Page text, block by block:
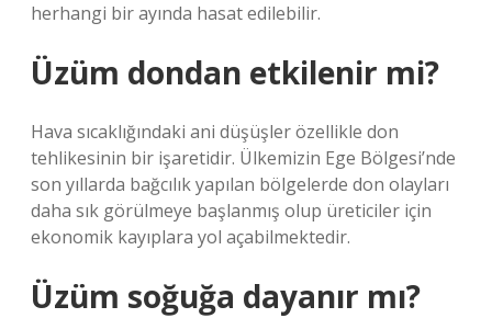
herhangi bir ayında hasat edilebilir.
Üzüm dondan etkilenir mi?
Hava sıcaklığındaki ani düşüşler özellikle don
tehlikesinin bir işaretidir. Ülkemizin Ege Bölgesi’nde
son yıllarda bağcılık yapılan bölgelerde don olayları
daha sık görülmeye başlanmış olup üreticiler için
ekonomik kayıplara yol açabilmektedir.
Üzüm soğuğa dayanır mı?